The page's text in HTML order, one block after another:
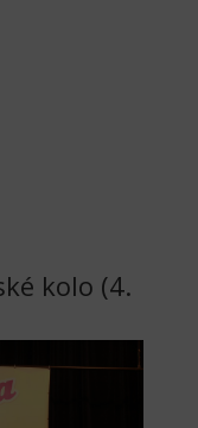
kolo (4.